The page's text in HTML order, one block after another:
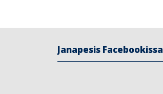
Janapesis Facebookissa